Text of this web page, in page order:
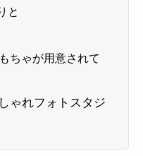
と
ちゃが用意されて
ゃれフォトスタジ